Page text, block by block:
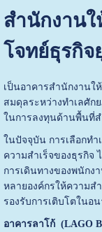
สำนักงาน
โจทย์ธุรกิจ
เป็นอาคารสำนักงานใ
สมดุลระหว่างทำเลศัก
ในการลงทุนด้านพื้นที่
ในปัจจุบัน การเลือกท
ความสำเร็จของธุรกิจ
การเดินทางของพนักง
หลายองค์กรให้ความส
รองรับการเติบโตในอ
อาคารลาโก้ (LAGO